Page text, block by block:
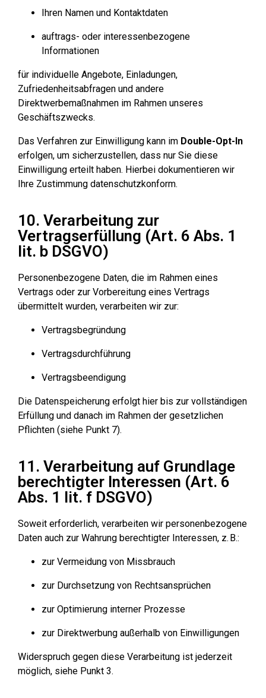
Ihren Namen und Kontaktdaten
auftrags- oder interessenbezogene
Informationen
für individuelle Angebote, Einladungen,
Zufriedenheitsabfragen und andere
Direktwerbemaßnahmen im Rahmen unseres
Geschäftszwecks.
Das Verfahren zur Einwilligung kann im Double-Opt-In
erfolgen, um sicherzustellen, dass nur Sie diese
Einwilligung erteilt haben. Hierbei dokumentieren wir
Ihre Zustimmung datenschutzkonform.
10. Verarbeitung zur
Vertragserfüllung (Art. 6 Abs. 1
lit. b DSGVO)
Personenbezogene Daten, die im Rahmen eines
Vertrags oder zur Vorbereitung eines Vertrags
übermittelt wurden, verarbeiten wir zur:
Vertragsbegründung
Vertragsdurchführung
Vertragsbeendigung
Die Datenspeicherung erfolgt hier bis zur vollständigen
Erfüllung und danach im Rahmen der gesetzlichen
Pflichten (siehe Punkt 7).
11. Verarbeitung auf Grundlage
berechtigter Interessen (Art. 6
Abs. 1 lit. f DSGVO)
Soweit erforderlich, verarbeiten wir personenbezogene
Daten auch zur Wahrung berechtigter Interessen, z. B.:
zur Vermeidung von Missbrauch
zur Durchsetzung von Rechtsansprüchen
zur Optimierung interner Prozesse
zur Direktwerbung außerhalb von Einwilligungen
Widerspruch gegen diese Verarbeitung ist jederzeit
möglich, siehe Punkt 3.